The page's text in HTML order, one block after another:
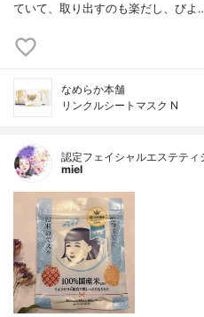
ていて、取り出すのも楽だし、びよ
なめらか本舗
リンクルシートマスク N
認定フェイシャルエステテ
miel